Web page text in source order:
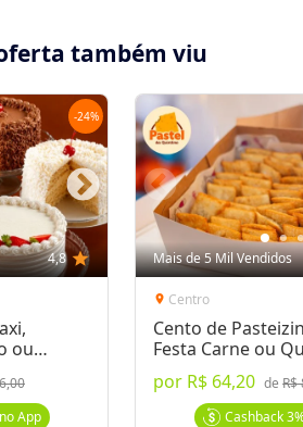
do Cidade Oferta no seu
imprimir. Anote o número do
também viu
-24%
4,8 star
ou
Kg
App
Mais de 5 Mil Vendidos
location_on Centro
Cento de
Festa Carne ou
por R$ 64,20 deR$
Cashback